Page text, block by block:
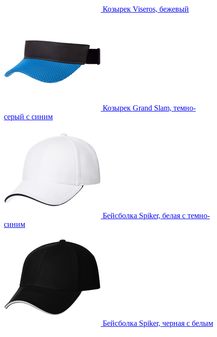
Козырек Viseros, бежевый
Козырек Grand Slam, темно-
серый с синим
Бейсболка Spiker, белая с темно-
синим
Бейсболка Spiker, черная с белым